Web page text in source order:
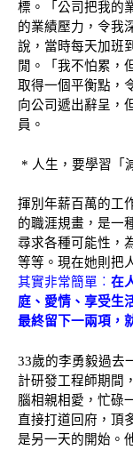
標。「公司把我的
的業績壓力，令我
說，當時每天加班
閒。「我不怕累，
取得一個平衡點，
向公司遞出辭呈，
員。
* 人生，要學習「
揮別年薪百萬的工
的職涯規畫，是一
尋求各種可能性，
等等。現在她則把
其實非常簡單︰ 在
庭、愛情、享受生
最終留下一兩項，
33歲的李勇毅過去
計研發工程師期間
腦相親相愛，忙碌
直接打道回府，頂
是另一天的開始。